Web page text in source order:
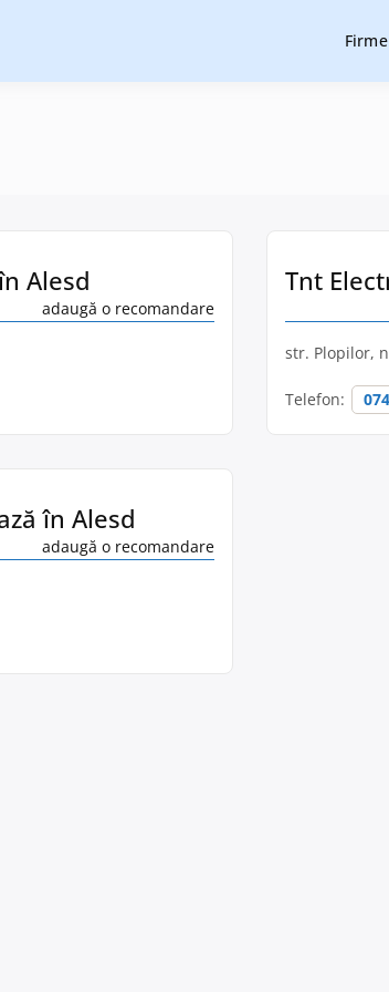
și pază, instalare sisteme de alarmare și
Alesd
adaugă o recomandare
Tnt
str. Plopilor,
Telefon:
în Alesd
adaugă o recomandare